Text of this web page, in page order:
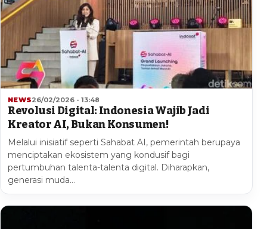
NEWS26/02/2026 - 13:48
Revolusi Digital: Indonesia Wajib Jadi
Kreator AI, Bukan Konsumen!
Melalui inisiatif seperti Sahabat AI, pemerintah berupaya
menciptakan ekosistem yang kondusif bagi
pertumbuhan talenta-talenta digital. Diharapkan,
generasi muda…